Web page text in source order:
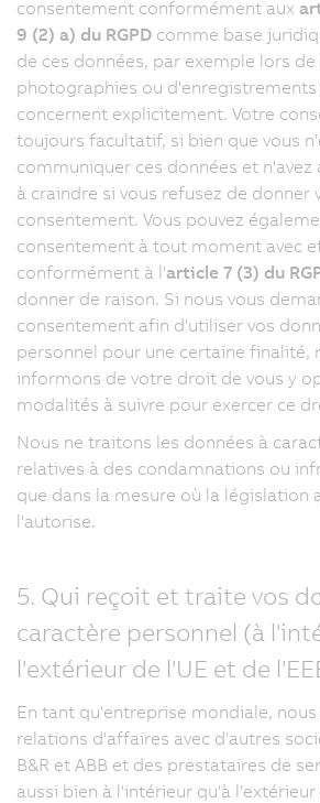
consentement conformément aux
9 (2) a) du RGPD comme base
de ces données, par exemple lors
photographies ou d'enregistrements
concernent explicitement. Votre
toujours facultatif, si bien que vous
communiquer ces données et n'avez
à craindre si vous refusez de donner
consentement. Vous pouvez
consentement à tout moment avec
conformément à l'article 7 (3) du
donner de raison. Si nous vous
consentement afin d'utiliser vos
personnel pour une certaine finalité,
informons de votre droit de vous y
modalités à suivre pour exercer ce
Nous ne traitons les données à
relatives à des condamnations ou
que dans la mesure où la législation
l'autorise.
5. Qui reçoit et traite vos
caractère personnel (à
l'extérieur de l'UE et de
En tant qu'entreprise mondiale, nous
relations d'affaires avec d'autres
B&R et ABB et des prestataires de
aussi bien à l'intérieur qu'à l'extérieur